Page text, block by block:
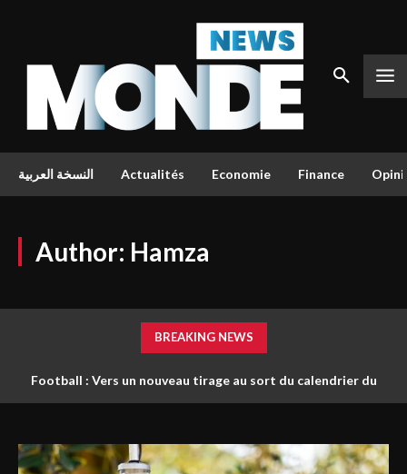
النسخة العربية Actualités Economie Finance
Author: Hamza
BREAKING NEWS
Football : Vers un nouveau tirage au sort du calendrier du